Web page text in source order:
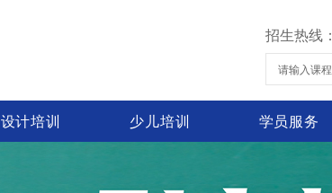
招生热线：
设计培训 少儿培训 学员服务